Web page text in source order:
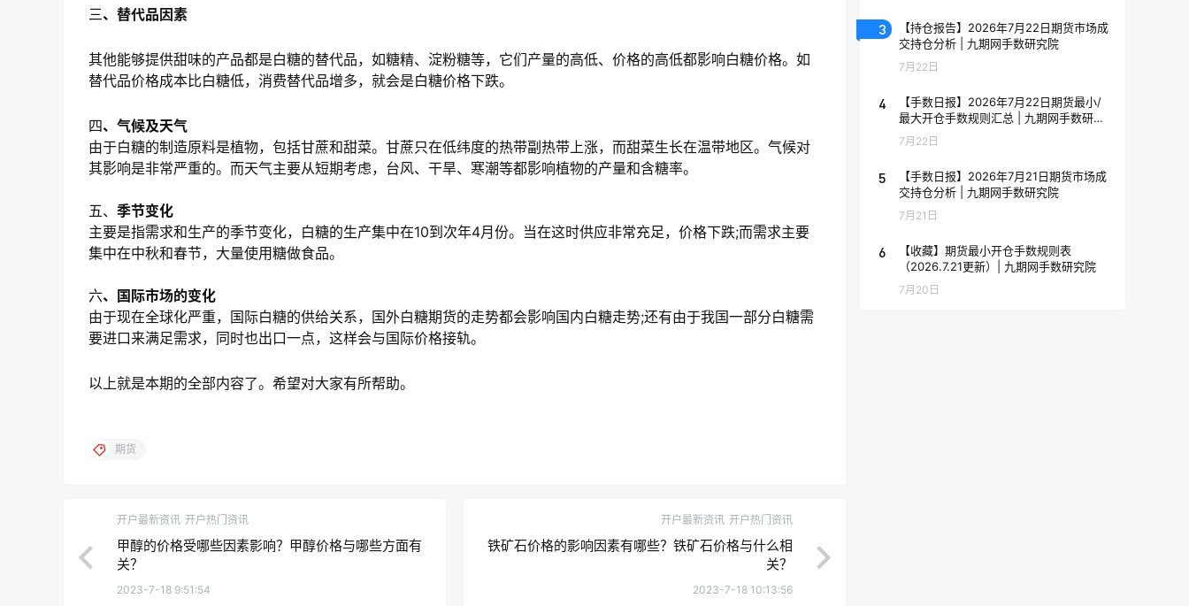
三、替代品因素
其他能够提供甜味的产品都是白糖的替代品，如糖精、淀粉糖等，它们产量的高低、价格的高低都影响白糖价格。如
替代品价格成本比白糖低，消费替代品增多，就会是白糖价格下跌。
四、气候及天气
由于白糖的制造原料是植物，包括甘蔗和甜菜。甘蔗只在低纬度的热带副热带上涨，而甜菜生长在温带地区。气候对
其影响是非常严重的。而天气主要从短期考虑，台风、干旱、寒潮等都影响植物的产量和含糖率。
五、 季节变化
主要是指需求和生产的季节变化，白糖的生产集中在10到次年4月份。当在这时供应非常充足，价格下跌;而需求主要
集中在中秋和春节，大量使用糖做食品。
六、国际市场的变化
由于现在全球化严重，国际白糖的供给关系，国外白糖期货的走势都会影响国内白糖走势;还有由于我国一部分白糖需
要进口来满足需求，同时也出口一点，这样会与国际价格接轨。
以上就是本期的全部内容了。希望对大家有所帮助。
期货
开户最新资讯 开户热门资讯
甲醇的价格受哪些因素影响？甲醇价格与哪些方面有
关？
2023-7-18 9:51:54
开户最新资讯 开户热门资讯
铁矿石价格的影响因素有哪些？铁矿石价格与什么相
关？
2023-7-18 10:13:56
3
【持仓报告】2026年7月22日期货市场成
交持仓分析 | 九期网手数研究院
7月22日
4
【手数日报】2026年7月22日期货最小/
最大开仓手数规则汇总 | 九期网手数研究
院
7月22日
5
【手数日报】2026年7月21日期货市场成
交持仓分析 | 九期网手数研究院
7月21日
6
【收藏】期货最小开仓手数规则表
（2026.7.21更新）| 九期网手数研究院
7月20日